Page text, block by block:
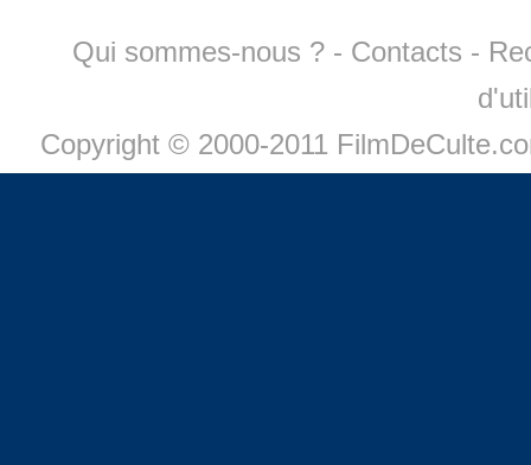
Qui sommes-nous ? - Contacts -
Copyright © 2000-2011